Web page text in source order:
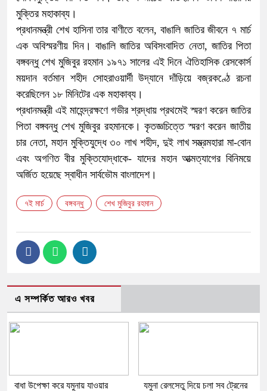
মুক্তির মহাকাব্য।
প্রধানমন্ত্রী শেখ হাসিনা তার বাণীতে বলেন, বাঙালি জাতির জীবনে ৭ মার্চ
এক অবিস্মরণীয় দিন। বাঙালি জাতির অবিসংবাদিত নেতা, জাতির পিতা
বঙ্গবন্ধু শেখ মুজিবুর রহমান ১৯৭১ সালের এই দিনে ঐতিহাসিক রেসকোর্স
ময়দান বর্তমান শহীদ সোহরাওয়ার্দী উদ্যানে দাঁড়িয়ে বজ্রকণ্ঠে রচনা
করেছিলেন ১৮ মিনিটের এক মহাকাব্য।
প্রধানমন্ত্রী এই মাহেন্দ্রক্ষণে গভীর শ্রদ্ধায় প্রথমেই স্মরণ করেন জাতির
পিতা বঙ্গবন্ধু শেখ মুজিবুর রহমানকে। কৃতজ্ঞচিত্তে স্মরণ করেন জাতীয়
চার নেতা, মহান মুক্তিযুদ্ধে ৩০ লাখ শহীদ, দুই লাখ সম্ভ্রমহারা মা-বোন
এবং অগণিত বীর মুক্তিযোদ্ধাকে- যাদের মহান আত্মত্যাগের বিনিময়ে
অর্জিত হয়েছে স্বাধীন সার্বভৌম বাংলাদেশ।
৭ই মার্চ বঙ্গবন্ধু শেখ মুজিবুর রহমান
এ সম্পর্কিত আরও খবর
বাধা উপেক্ষা করে যমুনায় যাওয়ার
যমুনা রেলসেতু দিয়ে চলা সব ট্রেনের